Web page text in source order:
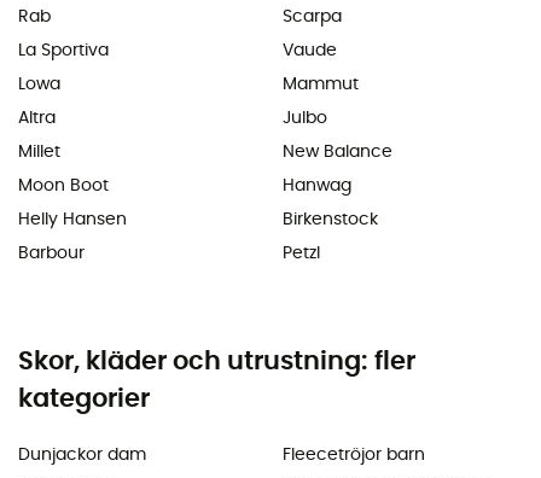
Rab
La Sportiva
Lowa
Altra
Millet
Moon Boot
Helly Hansen
Barbour
Scarpa
Vaude
Mammut
Julbo
New Balance
Hanwag
Birkenstock
Petzl
Skor, kläder och utrustning: fler
kategorier
Dunjackor dam
Fleecetröjor barn